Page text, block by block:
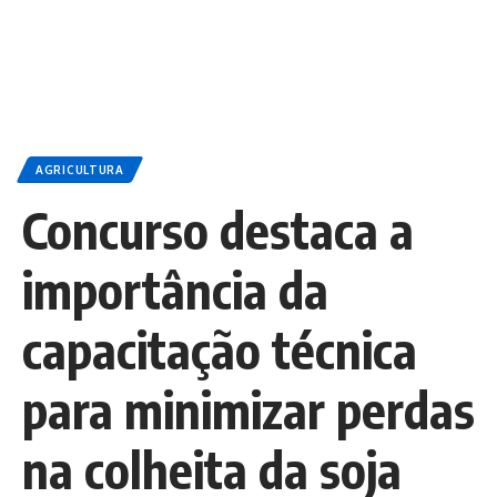
AGRICULTURA
Concurso destaca a
importância da
capacitação técnica
para minimizar perdas
na colheita da soja